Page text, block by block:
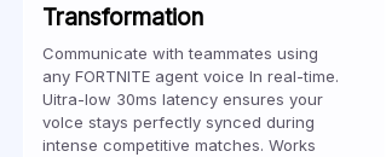
Transformation
Communicate with teammates using
any FORTNITE agent voice In real-time.
Uitra-low 30ms latency ensures your
volce stays perfectly synced during
intense competitive matches. Works